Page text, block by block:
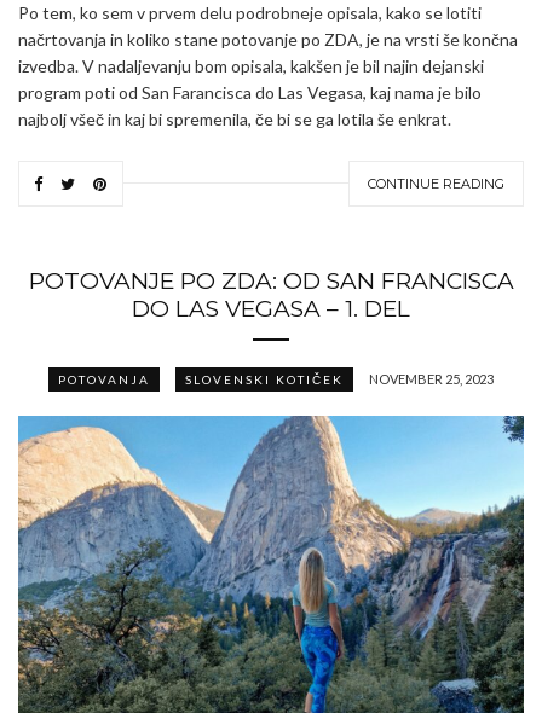
Po tem, ko sem v prvem delu podrobneje opisala, kako se lotiti
načrtovanja in koliko stane potovanje po ZDA, je na vrsti še končna
izvedba. V nadaljevanju bom opisala, kakšen je bil najin dejanski
program poti od San Farancisca do Las Vegasa, kaj nama je bilo
najbolj všeč in kaj bi spremenila, če bi se ga lotila še enkrat.
CONTINUE READING
POTOVANJE PO ZDA: OD SAN FRANCISCA
DO LAS VEGASA – 1. DEL
POTOVANJA SLOVENSKI KOTIČEK NOVEMBER 25, 2023